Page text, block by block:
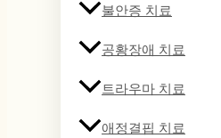
불안증 치료
공황장애 치료
트라우마 치료
애정결핍 치료